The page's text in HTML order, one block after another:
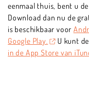
eenmaal thuis, bent u
Download dan nu de
is beschikbaar voor
Google Play.
U kunt
in de App Store van